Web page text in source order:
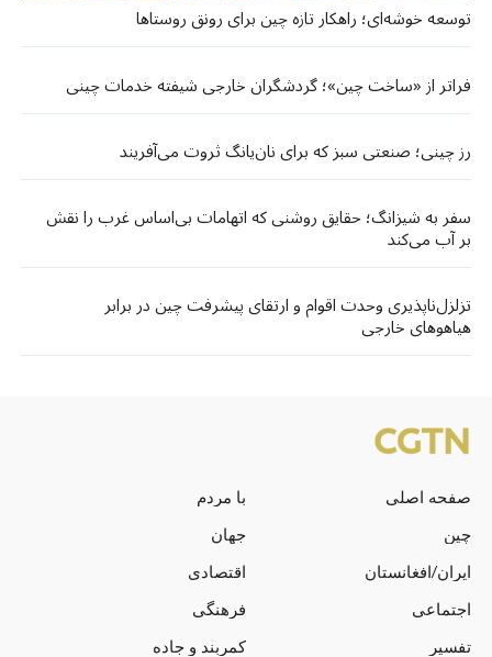
توسعه خوشه‌ای؛ راهکار تازه چین برای رونق روستاها
فراتر از «ساخت چین»؛ گردشگران خارجی شیفته خدمات چینی
رز چینی؛ صنعتی سبز که برای نان‌یانگ ثروت می‌آفریند
سفر به شیزانگ؛ حقایق روشنی که اتهامات بی‌اساس غرب را نقش
بر آب می‌کند
تزلزل‌ناپذیری وحدت اقوام و ارتقای پیشرفت چین در برابر
هیاهوهای خارجی
صفحه اصلی
با مردم
چین
جهان
ایران/افغانستان
اقتصادی
اجتماعی
فرهنگی
تفسیر
کمربند و جاده